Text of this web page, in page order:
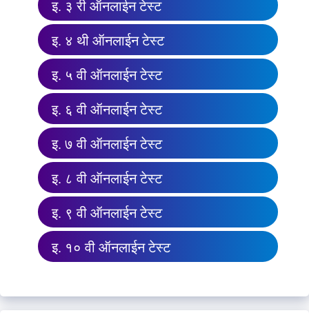
इ. ३ री ऑनलाईन टेस्ट
इ. ४ थी ऑनलाईन टेस्ट
इ. ५ वी ऑनलाईन टेस्ट
इ. ६ वी ऑनलाईन टेस्ट
इ. ७ वी ऑनलाईन टेस्ट
इ. ८ वी ऑनलाईन टेस्ट
इ. ९ वी ऑनलाईन टेस्ट
इ. १० वी ऑनलाईन टेस्ट